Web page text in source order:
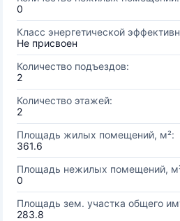
0
Класс энергетической
Не присвоен
Количество подъездов:
2
Количество этажей:
2
Площадь жилых помещений, м²:
361.6
Площадь нежилых помещений,
0
Площадь зем. участка общего
283.8